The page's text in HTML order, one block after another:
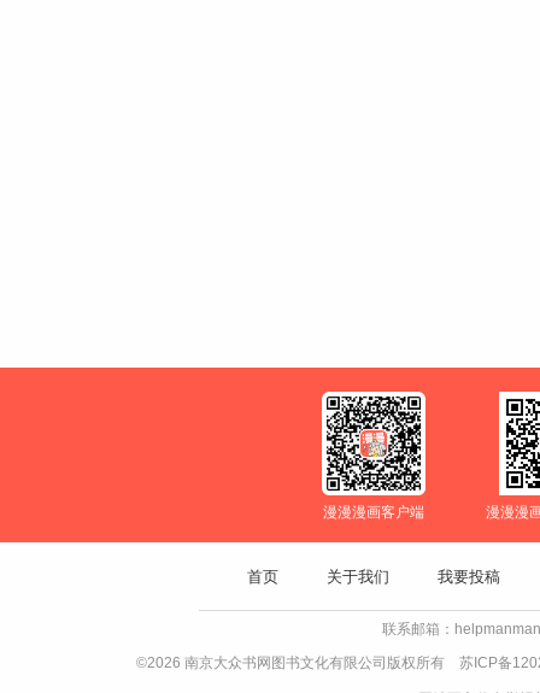
漫漫漫画客户端 漫漫漫
首页 关于我们 我要投稿
联系邮箱：
©2026 南京大众书网图书文化有限公司版权所有 苏ICP备